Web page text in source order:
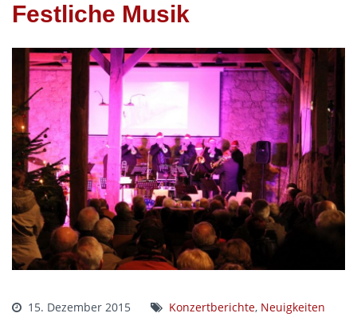
Festliche Musik
15. Dezember 2015 Konzertberichte, Neuigkeiten